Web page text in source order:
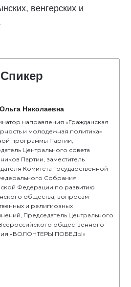
венгерских и
Спикер
Николаевна
направления «Гражданская
и молодежная политика»
программы Партии,
Центрального совета
Партии, заместитель
Комитета Государственной
Собрания
Федерации по развитию
общества, вопросам
и религиозных
Председатель Центрального
общественного
«ВОЛОНТЕРЫ ПОБЕДЫ»